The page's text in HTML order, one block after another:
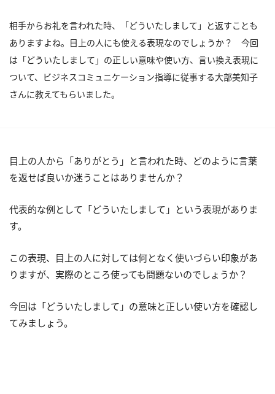
相手からお礼を言われた時、「どういたしまして」と返すことも
ありますよね。目上の人にも使える表現なのでしょうか？ 今回
は「どういたしまして」の正しい意味や使い方、言い換え表現に
ついて、ビジネスコミュニケーション指導に従事する大部美知子
さんに教えてもらいました。
目上の人から「ありがとう」と言われた時、どのように言葉
を返せば良いか迷うことはありませんか？
代表的な例として「どういたしまして」という表現がありま
す。
この表現、目上の人に対しては何となく使いづらい印象があ
りますが、実際のところ使っても問題ないのでしょうか？
今回は「どういたしまして」の意味と正しい使い方を確認し
てみましょう。